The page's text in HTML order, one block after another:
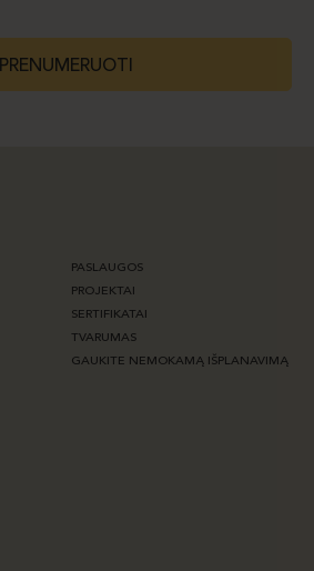
PRENUMERUOTI
PASLAUGOS
PROJEKTAI
SERTIFIKATAI
TVARUMAS
GAUKITE NEMOKAMĄ IŠPLANAVIMĄ